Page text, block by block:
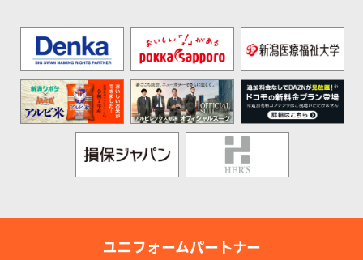
ユニフォームパートナー